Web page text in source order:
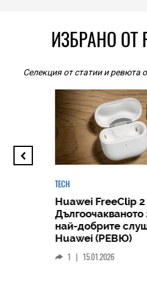
ИЗБРАНО ОТ
Селекция от статии и ревюта
TECH
Huawei FreeClip 2
най-добрите
Huawei (РЕВЮ)
1 15.01.2026